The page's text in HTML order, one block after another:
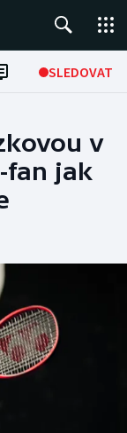
SLEDOVAT
v
fan jak